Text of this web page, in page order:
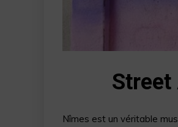
Street
Nîmes est un véritable